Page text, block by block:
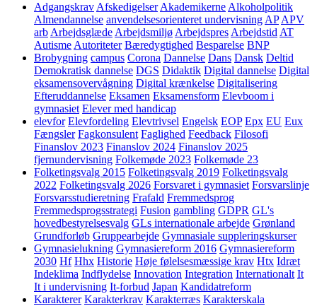
Adgangskrav Afskedigelser Akademikerne Alkoholpolitik
Almendannelse anvendelsesorienteret undervisning AP APV
arb Arbejdsglæde Arbejdsmiljø Arbejdspres Arbejdstid AT
Autisme Autoriteter Bæredygtighed Besparelse BNP
Brobygning campus Corona Dannelse Dans Dansk Deltid
Demokratisk dannelse DGS Didaktik Digital dannelse Digital
eksamensovervågning Digital krænkelse Digitalisering
Efteruddannelse Eksamen Eksamensform Elevboom i
gymnasiet Elever med handicap
elevfor Elevfordeling Elevtrivsel Engelsk EOP Epx EU Eux
Fængsler Fagkonsulent Faglighed Feedback Filosofi
Finanslov 2023 Finanslov 2024 Finanslov 2025
fjernundervisning Folkemøde 2023 Folkemøde 23
Folketingsvalg 2015 Folketingsvalg 2019 Folketingsvalg
2022 Folketingsvalg 2026 Forsvaret i gymnasiet Forsvarslinje
Forsvarsstudieretning Frafald Fremmedsprog
Fremmedsprogsstrategi Fusion gambling GDPR GL's
hovedbestyrelsesvalg GLs internationale arbejde Grønland
Grundforløb Gruppearbejde Gymnasiale suppleringskurser
Gymnasielukning Gymnasiereform 2016 Gymnasiereform
2030 Hf Hhx Historie Høje følelsesmæssige krav Htx Idræt
Indeklima Indflydelse Innovation Integration Internationalt It
It i undervisning It-forbud Japan Kandidatreform
Karakterer Karakterkrav Karakterræs Karakterskala